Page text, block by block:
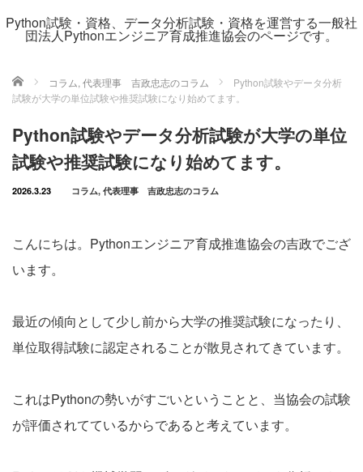
Python試験・資格、データ分析試験・資格を運営する一般社
団法人Pythonエンジニア育成推進協会のページです。
ホーム コラム, 代表理事 吉政忠志のコラム
Python試験やデータ分析
試験が大学の単位試験や推奨試験になり始めてます。
Python試験やデータ分析試験が大学の単位
試験や推奨試験になり始めてます。
2026.3.23 コラム, 代表理事 吉政忠志のコラム
こんにちは。Pythonエンジニア育成推進協会の吉政でござ
います。
最近の傾向として少し前から大学の推奨試験になったり、
単位取得試験に認定されることが散見されてきています。
これはPythonの勢いがすごいということと、当協会の試験
が評価されてているからであると考えています。